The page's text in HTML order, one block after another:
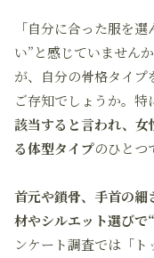
「自分に合った服を
い”と感じていません
が、自分の骨格タイプ
ご存知でしょうか。特
該当すると言われ、女
る体型タイプのひとつ
首元や鎖骨、手首の細
材やシルエット選びで
ンケート調査では「